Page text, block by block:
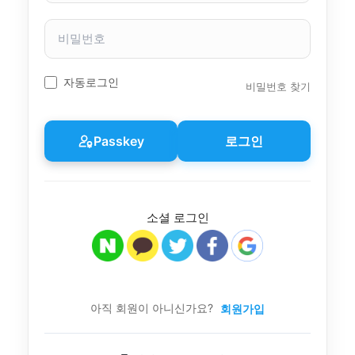
이
비
번
호
자동로그인 비밀번호 찾기
Passkey 로그인
소셜 로그인
아직 회원이 아니신가요? 회원가입